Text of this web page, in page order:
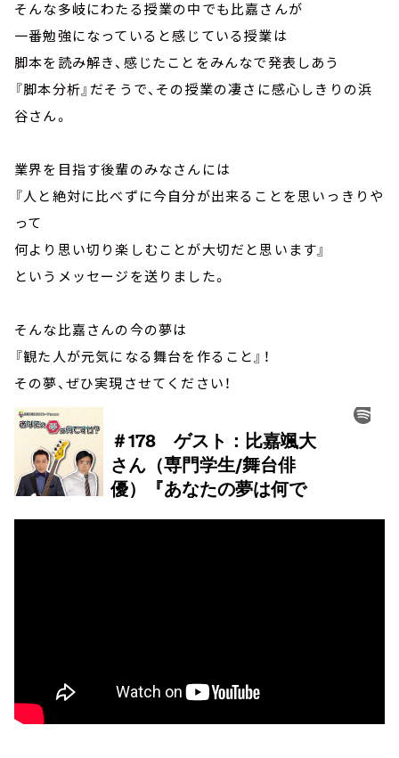
そんな多岐にわたる授業の中でも比嘉さんが
一番勉強になっていると感じている授業は
脚本を読み解き、感じたことをみんなで発表しあう
『脚本分析』だそうで、その授業の凄さに感心しきりの浜
谷さん。
業界を目指す後輩のみなさんには
『人と絶対に比べずに今自分が出来ることを思いっきりや
って
何より思い切り楽しむことが大切だと思います』
というメッセージを送りました。
そんな比嘉さんの今の夢は
『観た人が元気になる舞台を作ること』！
その夢、ぜひ実現させてください！